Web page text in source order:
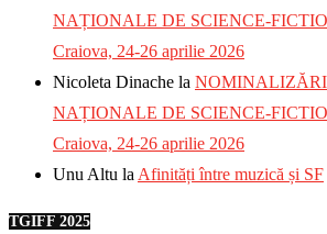
NAȚIONALE DE SCIENCE-
Craiova, 24-26 aprilie 2026
Nicoleta Dinache la
NAȚIONALE DE SCIENCE-
Craiova, 24-26 aprilie 2026
Unu Altu la Afinități între muzică și SF
TGIFF 2025